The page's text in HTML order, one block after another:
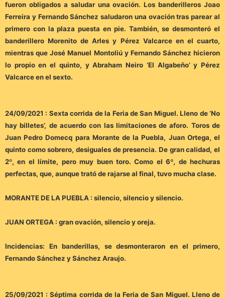
fueron obligados a saludar una ovación. Los banderilleros Joao
Ferreira y Fernando Sánchez saludaron una ovación tras parear al
primero con la plaza puesta en pie. También, se desmonteró el
banderillero Morenito de Arles y Pérez Valcarce en el cuarto,
mientras que José Manuel Montoliú y Fernando Sánchez hicieron
lo propio en el quinto, y Abraham Neiro ‘El Algabeño’ y Pérez
Valcarce en el sexto.
24/09/2021 : Sexta corrida de la Feria de San Miguel. Lleno de ‘No
hay billetes’, de acuerdo con las limitaciones de aforo. Toros de
Juan Pedro Domecq para Morante de la Puebla, Juan Ortega, el
quinto como sobrero, desiguales de presencia. De gran calidad, el
2º, en el límite, pero muy buen toro. Como el 6º, de hechuras
perfectas, que, aunque trató de rajarse al final, tuvo mucha clase.
MORANTE DE LA PUEBLA : silencio, silencio y silencio.
JUAN ORTEGA : gran ovación, silencio y oreja.
Incidencias: En banderillas, se desmonteraron en el primero,
Fernando Sánchez y Sánchez Araujo.
25/09/2021 : Séptima corrida de la Feria de San Miguel. Lleno de